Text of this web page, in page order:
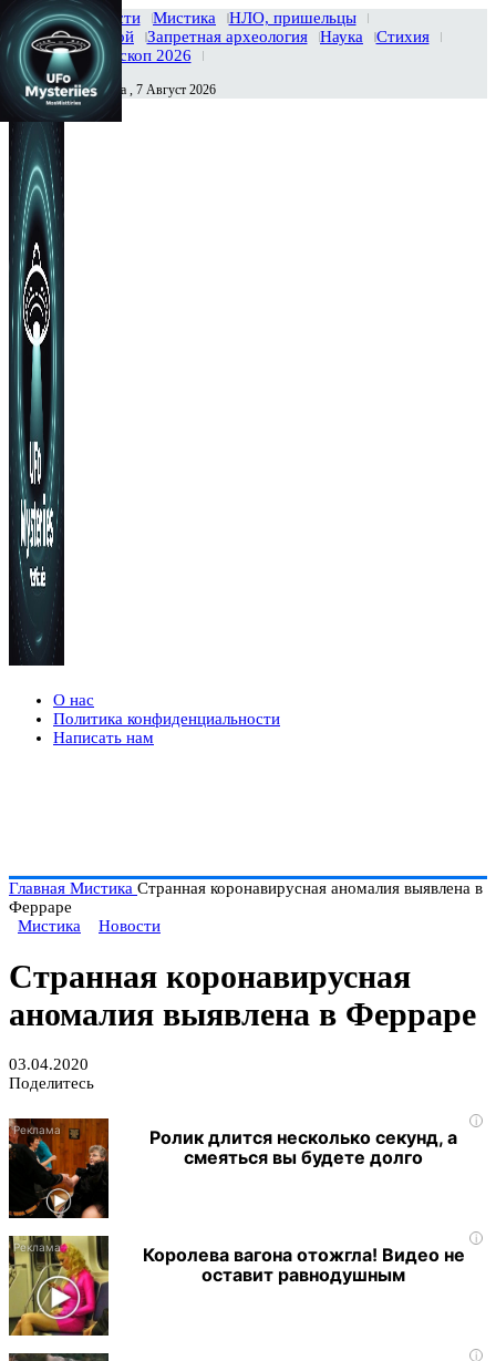
Главная Новости Мистика
НЛО, пришельцы
Тайны вселенной
Запретная археология Наука
Стихия
История
Гороскоп 2026
Сегодня Пятница , 7 Август 2026
О нас
Политика конфиденциальности
Написать нам
Главная Мистика Странная коронавирусная аномалия выявлена в
Ферраре
Мистика
Новости
Странная коронавирусная
аномалия выявлена в Ферраре
03.04.2020
Поделитесь
i
Ролик длится несколько секунд, а
смеяться вы будете долго
i
Королева вагона отожгла! Видео не
оставит равнодушным
i